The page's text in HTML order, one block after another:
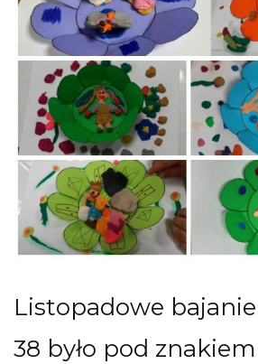
Listopadowe
38 było pod